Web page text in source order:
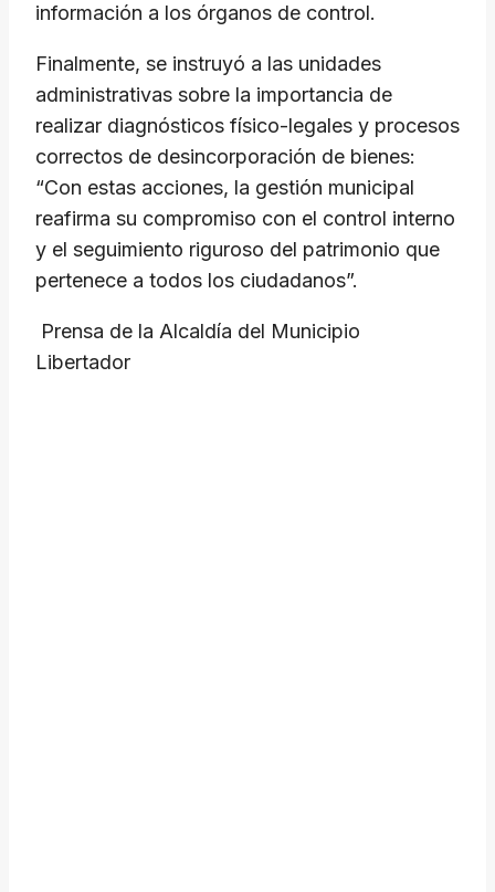
información a los órganos de control.
Finalmente, se instruyó a las unidades
administrativas sobre la importancia de
realizar diagnósticos físico-legales y procesos
correctos de desincorporación de bienes:
“Con estas acciones, la gestión municipal
reafirma su compromiso con el control interno
y el seguimiento riguroso del patrimonio que
pertenece a todos los ciudadanos”.
Prensa de la Alcaldía del Municipio
Libertador